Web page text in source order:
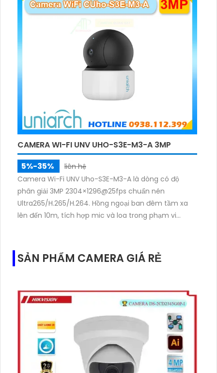
CAMERA WI-FI UNV UHO-S3E-M3-A 3MP
5%-35%
liên hệ
Camera Wi-Fi UNV Uho-S3E-M3-A là dòng có độ
phân giải 3MP 2304×1296@25fps chuẩn nén
Ultra265/H.265/H.264. Hồng ngoại ban đêm tầm xa
lên đến 10m, tích hợp mic và loa trong phạm vi
SẢN PHẨM CAMERA GIÁ RẺ